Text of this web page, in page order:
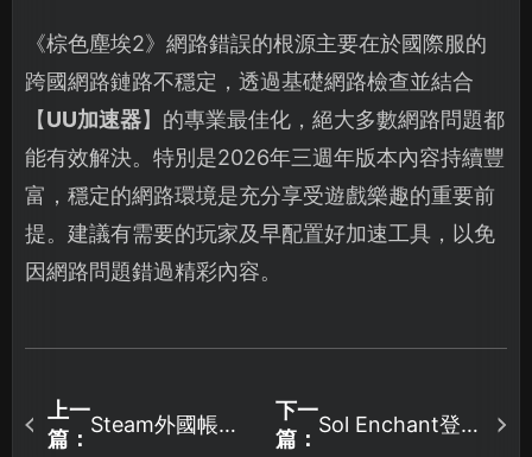
《棕色塵埃2》網路錯誤的根源主要在於國際服的
跨國網路鏈路不穩定，透過基礎網路檢查並結合
【UU加速器】的專業最佳化，絕大多數網路問題都
能有效解決。特別是2026年三週年版本內容持續豐
富，穩定的網路環境是充分享受遊戲樂趣的重要前
提。建議有需要的玩家及早配置好加速工具，以免
因網路問題錯過精彩內容。
上一
篇：
Steam外國帳號
下一
篇：
Sol Enchant登入